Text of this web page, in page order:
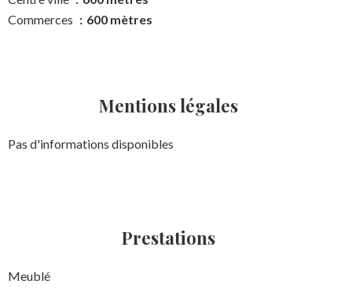
Commerces
600 mètres
Mentions légales
Pas d'informations disponibles
Prestations
Meublé